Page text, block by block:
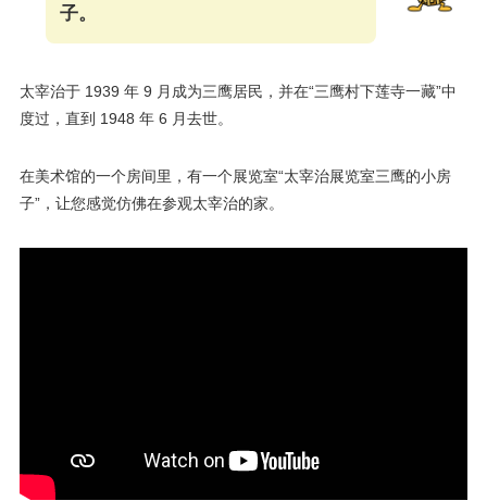
子。
太宰治于 1939 年 9 月成为三鹰居民，并在“三鹰村下莲寺一藏”中
度过，直到 1948 年 6 月去世。
在美术馆的一个房间里，有一个展览室“太宰治展览室三鹰的小房
子”，让您感觉仿佛在参观太宰治的家。